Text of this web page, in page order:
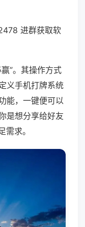
进群获取软
”。其操作方式
义手机打牌系统
能，一键便可以
是想分享给好友
求。